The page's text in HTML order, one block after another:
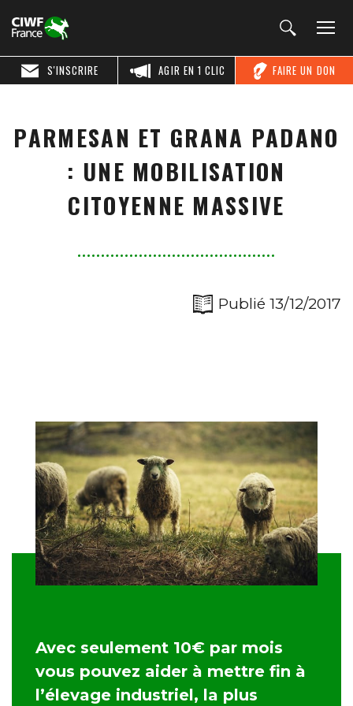
FAIRE UN DON
AGIR EN 1 CLIC
S'INSCRIRE
PARMESAN ET GRANA PADANO
: UNE MOBILISATION
CITOYENNE MASSIVE
Publié 13/12/2017
Avec seulement 10€ par mois
vous pouvez aider à mettre fin à
l’élevage industriel, la plus